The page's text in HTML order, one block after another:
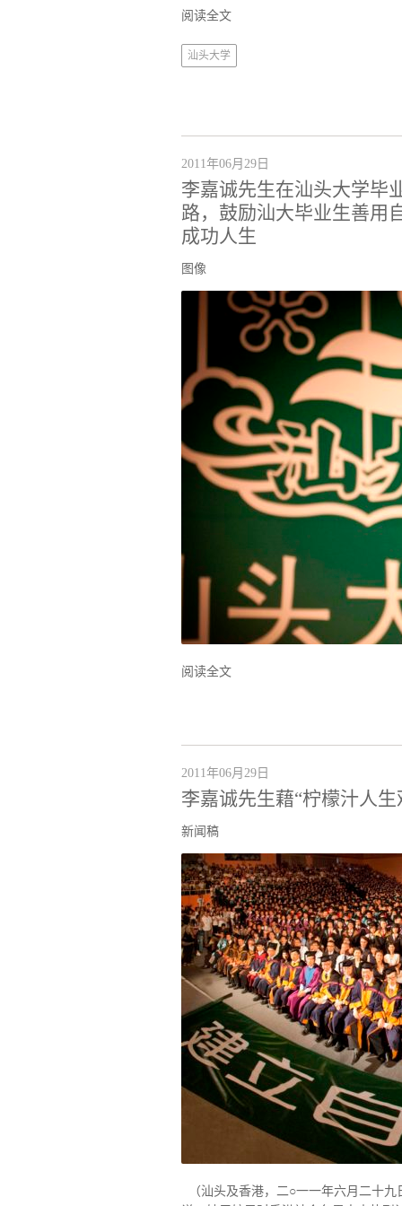
阅读全文
汕头大学
2011年06月29日
李嘉诚先生在汕头大学毕
路，鼓励汕大毕业生善用
成功人生
图像
阅读全文
2011年06月29日
李嘉诚先生藉“柠檬汁人
新闻稿
（汕头及香港，二○一一年六月二十